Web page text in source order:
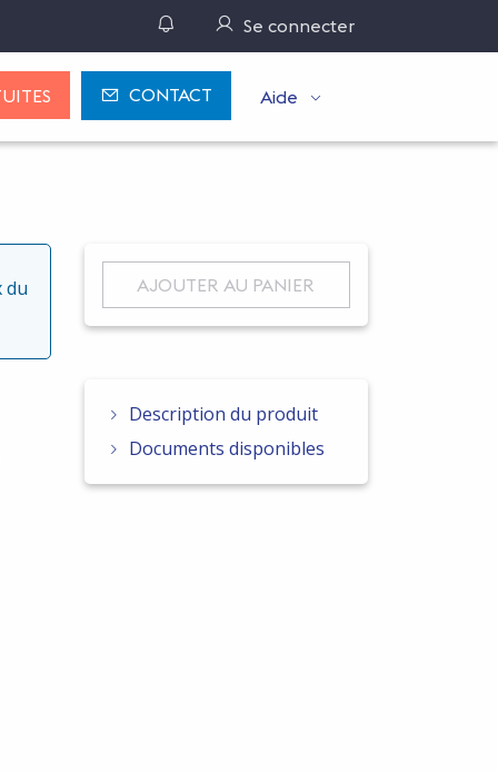
Gérer ses notifications
Se connecter
CONTACT Aide
AJOUTER AU PANIER
Description du produit
Documents disponibles
du